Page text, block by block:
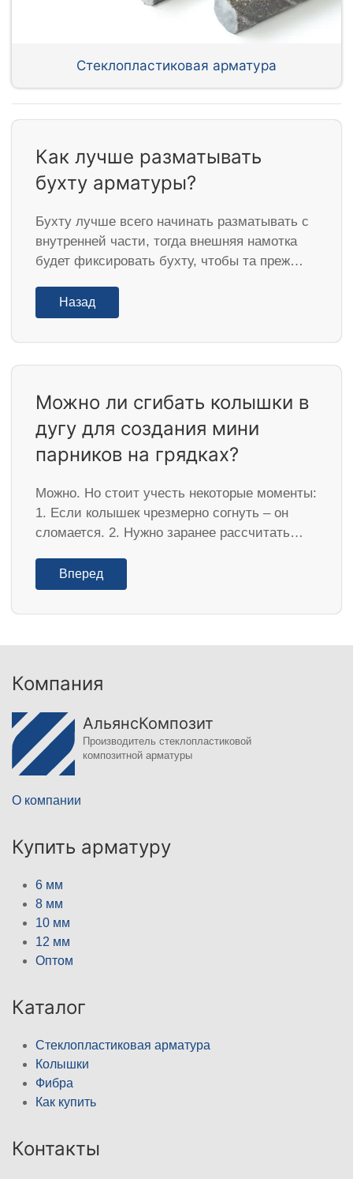
Стеклопластиковая арматура
Как лучше разматывать
бухту арматуры?
Бухту лучше всего начинать разматывать с
внутренней части, тогда внешняя намотка
будет фиксировать бухту, чтобы та преж…
Назад
Можно ли сгибать колышки в
дугу для создания мини
парников на грядках?
Можно. Но стоит учесть некоторые моменты:
1. Если колышек чрезмерно согнуть – он
сломается. 2. Нужно заранее рассчитать…
Вперед
Компания
АльянсКомпозит
Производитель стеклопластиковой
композитной арматуры
О компании
Купить арматуру
6 мм
8 мм
10 мм
12 мм
Оптом
Каталог
Стеклопластиковая арматура
Колышки
Фибра
Как купить
Контакты